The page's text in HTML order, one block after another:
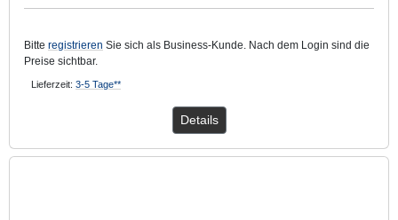
Bitte registrieren Sie sich als Business-Kunde. Nach dem Login sind die
Preise sichtbar.
Lieferzeit: 3-5 Tage**
Details